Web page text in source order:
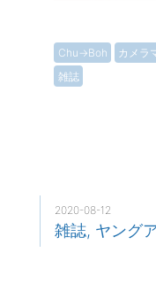
Chu→Boh カメラ
雑誌
2020-08-12
雑誌, ヤング